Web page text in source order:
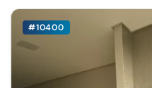
#10400